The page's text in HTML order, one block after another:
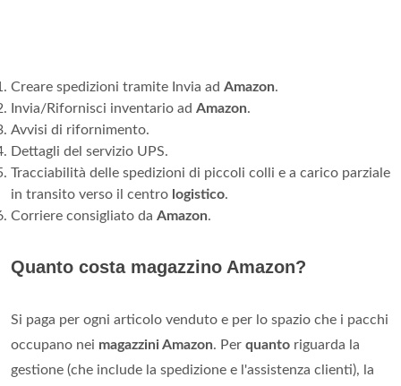
Creare spedizioni tramite Invia ad Amazon.
Invia/Rifornisci inventario ad Amazon.
Avvisi di rifornimento.
Dettagli del servizio UPS.
Tracciabilità delle spedizioni di piccoli colli e a carico parziale
in transito verso il centro logistico.
Corriere consigliato da Amazon.
Quanto costa magazzino Amazon?
Si paga per ogni articolo venduto e per lo spazio che i pacchi
occupano nei magazzini Amazon. Per quanto riguarda la
gestione (che include la spedizione e l'assistenza clienti), la